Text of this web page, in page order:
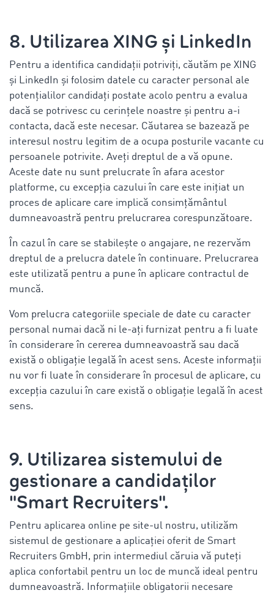
8. Utilizarea XING și LinkedIn
Pentru a identifica candidații potriviți, căutăm pe XING
și LinkedIn și folosim datele cu caracter personal ale
potențialilor candidați postate acolo pentru a evalua
dacă se potrivesc cu cerințele noastre și pentru a-i
contacta, dacă este necesar. Căutarea se bazează pe
interesul nostru legitim de a ocupa posturile vacante cu
persoanele potrivite. Aveți dreptul de a vă opune.
Aceste date nu sunt prelucrate în afara acestor
platforme, cu excepția cazului în care este inițiat un
proces de aplicare care implică consimțământul
dumneavoastră pentru prelucrarea corespunzătoare.
În cazul în care se stabilește o angajare, ne rezervăm
dreptul de a prelucra datele în continuare. Prelucrarea
este utilizată pentru a pune în aplicare contractul de
muncă.
Vom prelucra categoriile speciale de date cu caracter
personal numai dacă ni le-ați furnizat pentru a fi luate
în considerare în cererea dumneavoastră sau dacă
există o obligație legală în acest sens. Aceste informații
nu vor fi luate în considerare în procesul de aplicare, cu
excepția cazului în care există o obligație legală în acest
sens.
9. Utilizarea sistemului de
gestionare a candidaților
"Smart Recruiters".
Pentru aplicarea online pe site-ul nostru, utilizăm
sistemul de gestionare a aplicației oferit de Smart
Recruiters GmbH, prin intermediul căruia vă puteți
aplica confortabil pentru un loc de muncă ideal pentru
dumneavoastră. Informațiile obligatorii necesare